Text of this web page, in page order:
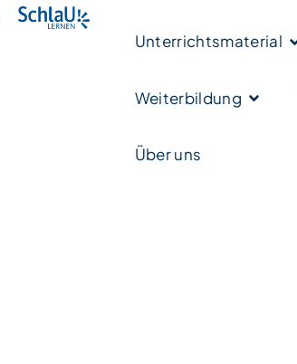
Unterrichtsmaterial
Weiterbildung
Über uns